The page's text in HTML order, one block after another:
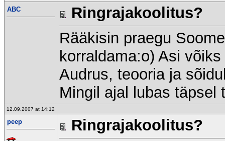
ABC
Ringrajakoolitus?
Rääkisin praegu
korraldama:o) Asi
Audrus, teooria ja
Mingil ajal lubas täpsel
12.09.2007 at 14:12
peep
Ringrajakoolitus?